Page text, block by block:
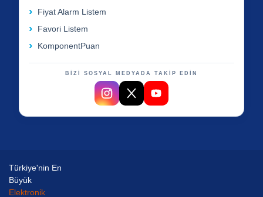
Fiyat Alarm Listem
Favori Listem
KomponentPuan
BİZİ SOSYAL MEDYADA TAKİP EDİN
Türkiye'nin En
Büyük
Elektronik